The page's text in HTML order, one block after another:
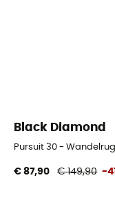
Black Diamond
Pursuit 30 -
€ 87,90 € 149,90 -